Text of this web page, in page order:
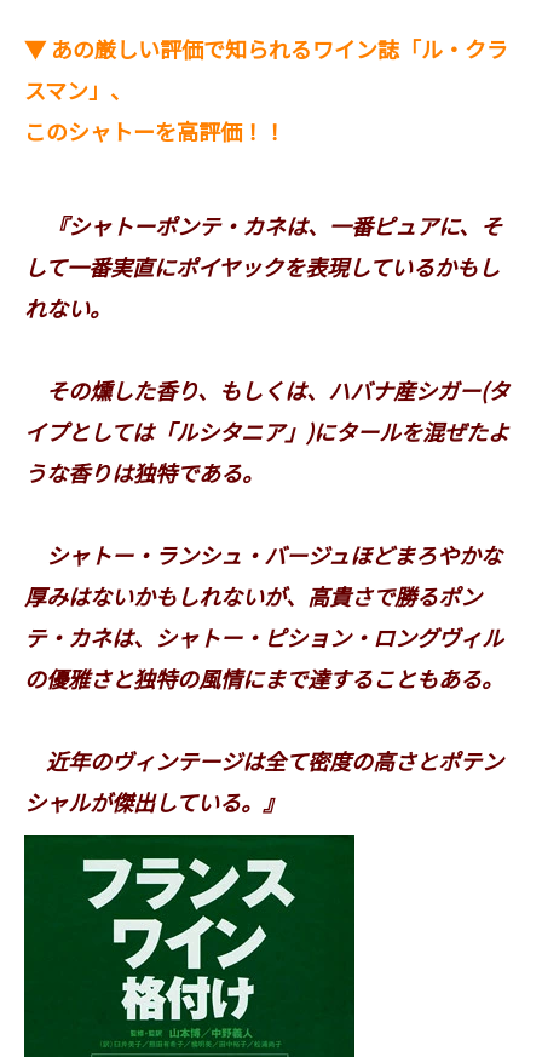
▼ あの厳しい評価で知られるワイン誌「ル・クラ
スマン」、
このシャトーを高評価！！
『シャトーポンテ・カネは、一番ピュアに、そ
して一番実直にポイヤックを表現しているかもし
れない。
その燻した香り、もしくは、ハバナ産シガー(タ
イプとしては「ルシタニア」)にタールを混ぜたよ
うな香りは独特である。
シャトー・ランシュ・バージュほどまろやかな
厚みはないかもしれないが、高貴さで勝るポン
テ・カネは、シャトー・ピション・ロングヴィル
の優雅さと独特の風情にまで達することもある。
近年のヴィンテージは全て密度の高さとポテン
シャルが傑出している。』